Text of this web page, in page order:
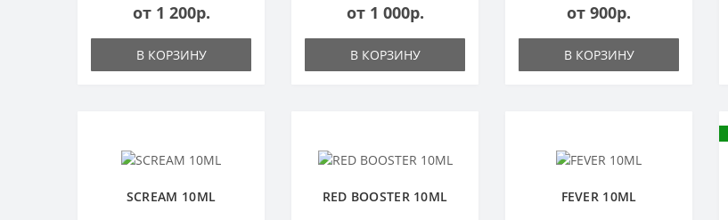
от 1 200р.
В КОРЗИНУ
от 1 000р.
В КОРЗИНУ
от 900р.
В КОРЗИНУ
SCREAM 10ML RED BOOSTER 10ML FEVER 10ML